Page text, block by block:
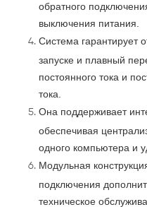
обратного
выключения питания.
Система гарантирует
запуске и плавный
постоянного тока и
тока.
Она поддерживает
обеспечивая
одного компьютера и
Модульная
подключения
техническое